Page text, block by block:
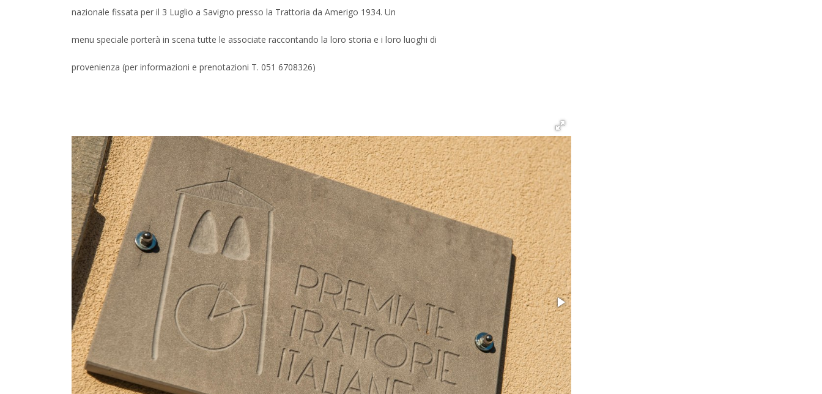
nazionale fissata per il 3 Luglio a Savigno presso la Trattoria da Amerigo 1934. Un
menu speciale porterà in scena tutte le associate raccontando la loro storia e i loro luoghi di
provenienza (per informazioni e prenotazioni T. 051 6708326)